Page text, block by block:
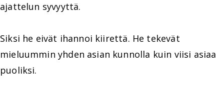
ajattelun syvyyttä.
Siksi he eivät ihannoi kiirettä. He tekevät
mieluummin yhden asian kunnolla kuin viisi asiaa
puoliksi.